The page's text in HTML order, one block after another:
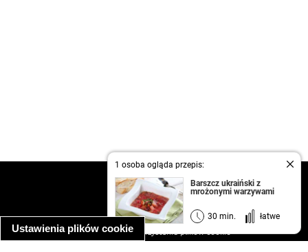
Ustawienia plików cookie
1 osoba ogląda przepis:
Barszcz ukraiński z
mrożonymi warzywami
30 min. łatwe
kontakt
regulamin
informacja o prywatności
informacja o wykorzystaniu plików cookie